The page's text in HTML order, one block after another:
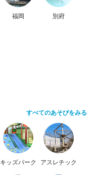
福岡 別府
すべてのあそびをみる
キッズパーク アスレチック